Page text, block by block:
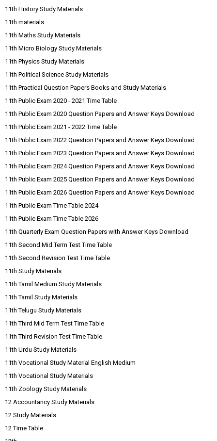
11th History Study Materials
11th materials
11th Maths Study Materials
11th Micro Biology Study Materials
11th Physics Study Materials
11th Political Science Study Materials
11th Practical Question Papers Books and Study Materials
11th Public Exam 2020 - 2021 Time Table
11th Public Exam 2020 Question Papers and Answer Keys Download
11th Public Exam 2021 - 2022 Time Table
11th Public Exam 2022 Question Papers and Answer Keys Download
11th Public Exam 2023 Question Papers and Answer Keys Download
11th Public Exam 2024 Question Papers and Answer Keys Download
11th Public Exam 2025 Question Papers and Answer Keys Download
11th Public Exam 2026 Question Papers and Answer Keys Download
11th Public Exam Time Table 2024
11th Public Exam Time Table 2026
11th Quarterly Exam Question Papers with Answer Keys Download
11th Second Mid Term Test Time Table
11th Second Revision Test Time Table
11th Study Materials
11th Tamil Medium Study Materials
11th Tamil Study Materials
11th Telugu Study Materials
11th Third Mid Term Test Time Table
11th Third Revision Test Time Table
11th Urdu Study Materials
11th Vocational Study Material English Medium
11th Vocational Study Materials
11th Zoology Study Materials
12 Accountancy Study Materials
12 Study Materials
12 Time Table